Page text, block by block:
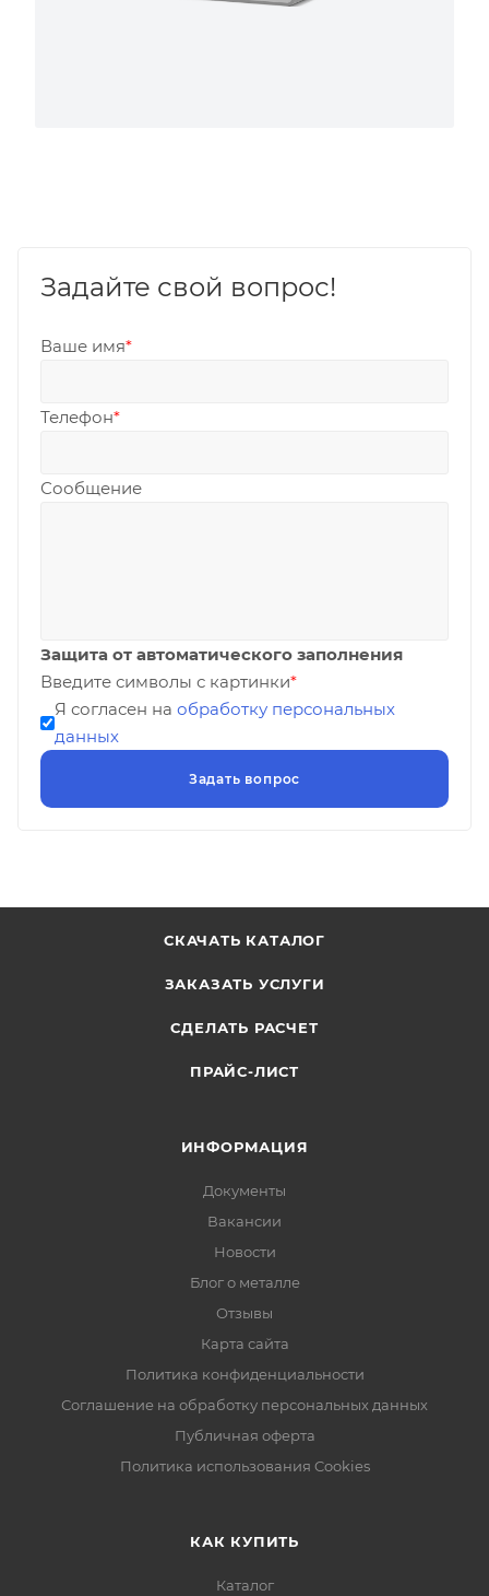
Задайте свой вопрос!
Ваше имя*
Телефон*
Сообщение
Защита от автоматического заполнения
Введите символы с картинки*
Я согласен на обработку персональных
данных
СКАЧАТЬ КАТАЛОГ
ЗАКАЗАТЬ УСЛУГИ
СДЕЛАТЬ РАСЧЕТ
ПРАЙС-ЛИСТ
ИНФОРМАЦИЯ
Документы
Вакансии
Новости
Блог о металле
Отзывы
Карта сайта
Политика конфиденциальности
Соглашение на обработку персональных данных
Публичная оферта
Политика использования Cookies
КАК КУПИТЬ
Каталог